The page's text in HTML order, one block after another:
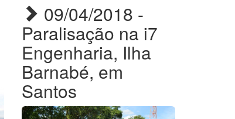
09/04/2018 -
Paralisação na i7
Engenharia, Ilha
Barnabé, em
Santos